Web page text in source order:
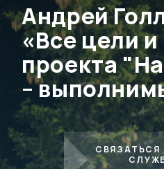
Андрей
«Все цели
проекта
–
СВЯЗАТЬСЯ